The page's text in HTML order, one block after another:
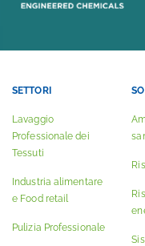
SETTORI
Lavaggio
Professionale dei
Tessuti
Industria alimentare
e Food retail
Pulizia Professionale